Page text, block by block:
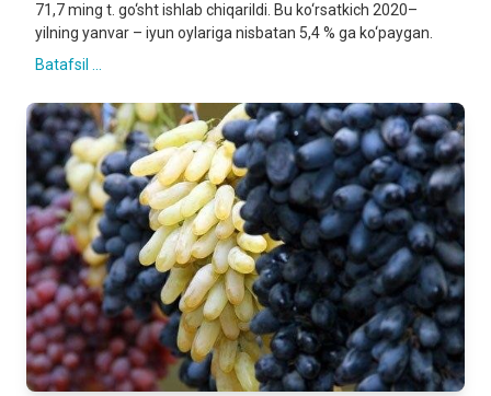
71,7 ming t. go‘sht ishlab chiqarildi. Bu ko‘rsatkich 2020–
yilning yanvar – iyun oylariga nisbatan 5,4 % ga ko‘paygan.
Batafsil ...